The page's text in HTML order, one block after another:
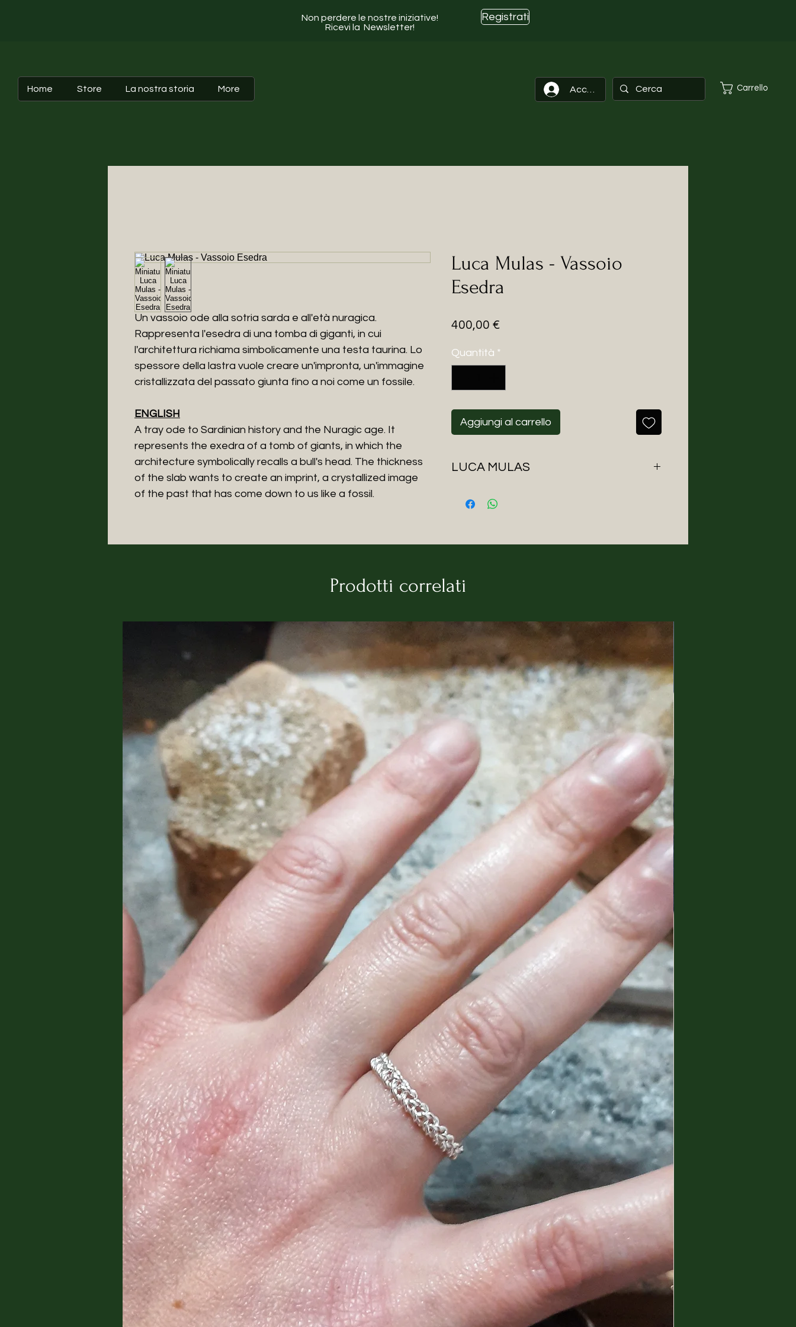
Non perdere le nostre iniziative!
Ricevi la Newsletter!
Registrati
Home Store La nostra storia More Accedi Carrello
Un vassoio ode alla sotria sarda e all'età nuragica.
Rappresenta l'esedra di una tomba di giganti, in cui
l'architettura richiama simbolicamente una testa taurina. Lo
spessore della lastra vuole creare un'impronta, un'immagine
cristallizzata del passato giunta fino a noi come un fossile.
ENGLISH
A tray ode to Sardinian history and the Nuragic age. It
represents the exedra of a tomb of giants, in which the
architecture symbolically recalls a bull's head. The thickness
of the slab wants to create an imprint, a crystallized image
of the past that has come down to us like a fossil.
Luca Mulas - Vassoio
Esedra
400,00 €
Quantità *
Aggiungi al carrello
LUCA MULAS
Vivo a Bortigali, ai piedi del maestoso monte
Le mie creazioni raccontano una Sardegna
misteriosa, profonda e ricca di fascino. Come
martello che piegano il metallo rovente, dalla
curiosità, dalla rabbia. Questa è la mia arte, la
ENGLISH
I'm Luca Mulas the blacksmith of ideas. I live in
Bortigali, at the foot of the majestic Mount
Santu Padre. Here I grew up, work and create.
The gestures of my grandfather, my father and
my cousin live in my workshop, in my memories
and in my works. My creations tell of a
mysterious, deep and fascinating Sardinia. How
are the works of a blacksmith born? From
hammer blows that bend hot metal, from
curiosity, from anger. This is my art, my work, my
profession.
Prodotti correlati